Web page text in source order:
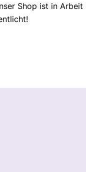
Shop ist in Arbeit